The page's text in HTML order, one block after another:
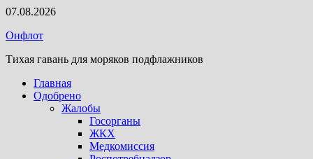
Перейти
содержимому
07.08.2026
Онфлот
Тихая гавань для моряков подфлажников
Главная
Одобрено
Жалобы
Госорганы
ЖКХ
Медкомиссия